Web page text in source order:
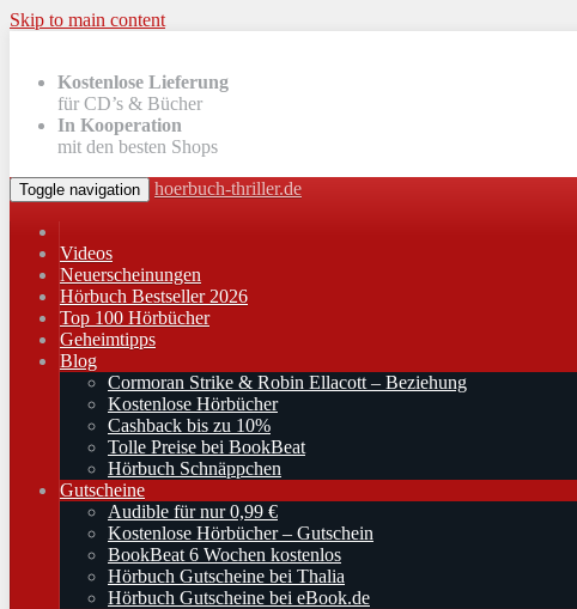
Skip to main content
Kostenlose Lieferung
für CD’s & Bücher
In Kooperation
mit den besten Shops
Toggle navigation hoerbuch-thriller.de
Videos
Neuerscheinungen
Hörbuch Bestseller 2026
Top 100 Hörbücher
Geheimtipps
Blog
Cormoran Strike & Robin Ellacott – Beziehung
Kostenlose Hörbücher
Cashback bis zu 10%
Tolle Preise bei BookBeat
Hörbuch Schnäppchen
Gutscheine
Audible für nur 0,99 €
Kostenlose Hörbücher – Gutschein
BookBeat 6 Wochen kostenlos
Hörbuch Gutscheine bei Thalia
Hörbuch Gutscheine bei eBook.de